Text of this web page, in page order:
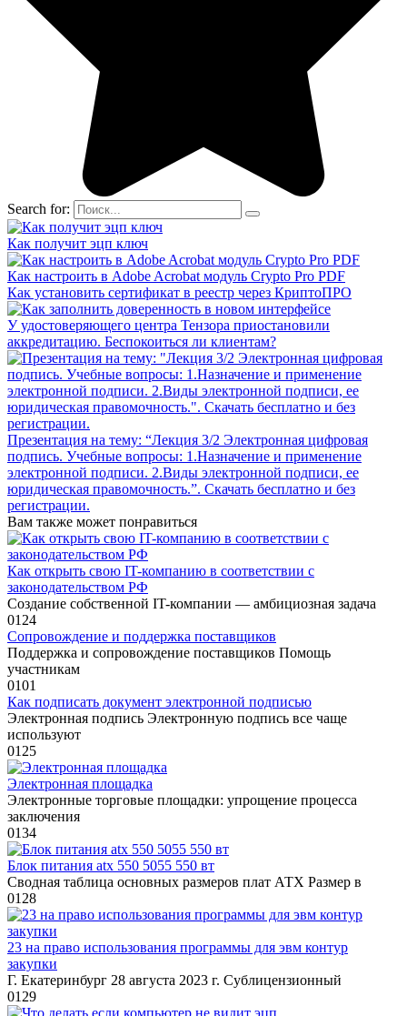
Search for:
Как получит эцп ключ
Как настроить в Adobe Acrobat модуль Crypto Pro PDF
Как установить сертификат в реестр через КриптоПРО
У удостоверяющего центра Тензора приостановили
аккредитацию. Беспокоиться ли клиентам?
Презентация на тему: “Лекция 3/2 Электронная цифровая
подпись. Учебные вопросы: 1.Назначение и применение
электронной подписи. 2.Виды электронной подписи, ее
юридическая правомочность.”. Скачать бесплатно и без
регистрации.
Вам также может понравиться
Как открыть свою IT-компанию в соответствии с
законодательством РФ
Создание собственной IT-компании — амбициозная задача
0124
Сопровождение и поддержка поставщиков
Поддержка и сопровождение поставщиков Помощь
участникам
0101
Как подписать документ электронной подписью
Электронная подпись Электронную подпись все чаще
используют
0125
Электронная площадка
Электронные торговые площадки: упрощение процесса
заключения
0134
Блок питания atx 550 5055 550 вт
Сводная таблица основных размеров плат АТХ Размер в
0128
23 на право использования программы для эвм контур
закупки
Г. Екатеринбург 28 августа 2023 г. Сублицензионный
0129